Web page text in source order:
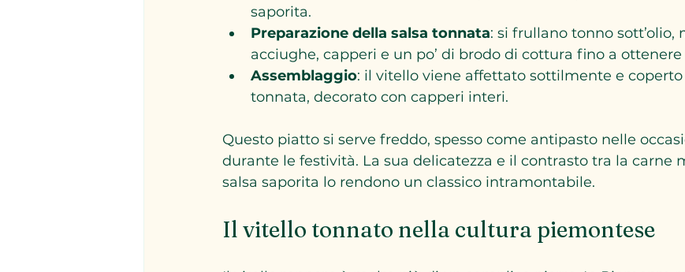
saporita.
Preparazione della salsa tonnata: si frullano tonno sott’olio,
acciughe, capperi e un po’ di brodo di cottura fino a
Assemblaggio: il vitello viene affettato sottilmente e coperto
tonnata, decorato con capperi interi.
Questo piatto si serve freddo, spesso come antipasto nelle
durante le festività. La sua delicatezza e il contrasto tra la carne
salsa saporita lo rendono un classico intramontabile.
Il vitello tonnato nella cultura piemontese